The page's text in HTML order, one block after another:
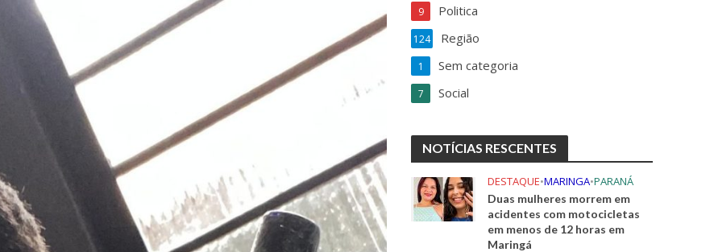
Politica
9
Região
124
Sem categoria
1
Social
7
NOTÍCIAS RESCENTES
DESTAQUE•MARINGA•PARANÁ
Duas mulheres morrem em
acidentes com motocicletas
em menos de 12 horas em
Maringá